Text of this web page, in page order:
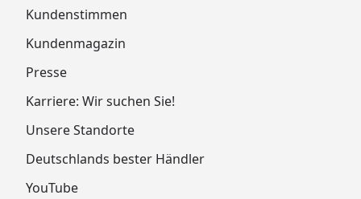
Kundenstimmen
Kundenmagazin
Presse
Karriere: Wir suchen Sie!
Unsere Standorte
Deutschlands bester Händler
YouTube